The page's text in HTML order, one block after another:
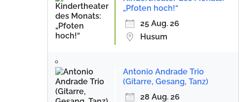
„Pfoten hoch!“
25 Aug. 26
Husum
Antonio Andrade Trio
(Gitarre, Gesang, Tanz)
28 Aug. 26